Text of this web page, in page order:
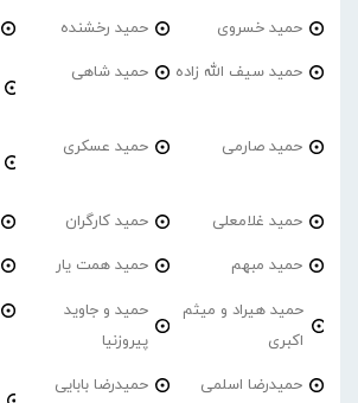
حمید خسروی حمید رخشنده
حمید سیف الله زاده حمید شاهی
حمید صارمی حمید عسکری
حمید غلامعلی حمید کارگران
حمید مبهم حمید همت یار
حمید هیراد و میثم
اکبری
حمید و جاوید
پیروزنیا
حمیدرضا اسلمی حمیدرضا بابایی